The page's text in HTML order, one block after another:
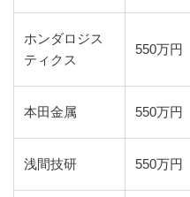
ホンダロジス
ティクス
550万円
本田金属 550万円
浅間技研 550万円